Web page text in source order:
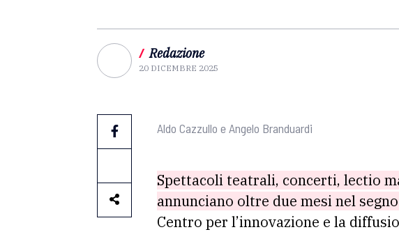
/ Redazione
20 DICEMBRE 2025
Aldo Cazzullo e Angelo Branduardi
Spettacoli teatrali, concerti, lectio
annunciano oltre due mesi nel
Centro per l’innovazione e la